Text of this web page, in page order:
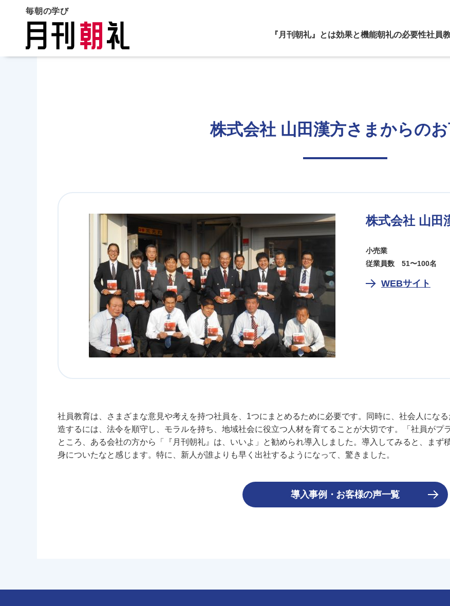
毎朝の学び
『月刊朝礼』とは効果と機能朝礼の必要性社員
株式会社 山田漢方さまからの
株式会社 山田
小売業
従業員数 51〜100名
WEBサイト
社員教育は、さまざまな意見や考えを持つ社員を、1つにまとめるために必要です。同時に、社会人にな
造するには、法令を順守し、モラルを持ち、地域社会に役立つ人材を育てることが大切です。「社員がプ
ところ、ある会社の方から「『月刊朝礼』は、いいよ」と勧められ導入しました。導入してみると、ま
身についたなと感じます。特に、新人が誰よりも早く出社するようになって、驚きました。
導入事例・お客様の声一覧